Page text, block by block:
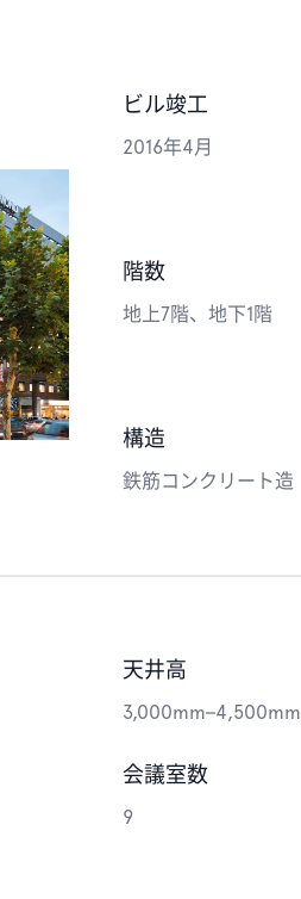
ビル竣工
2016年4月
階数
地上7階、地下1階
構造
鉄筋コンクリート造
天井高
3,000mm–4,500mm
会議室数
9